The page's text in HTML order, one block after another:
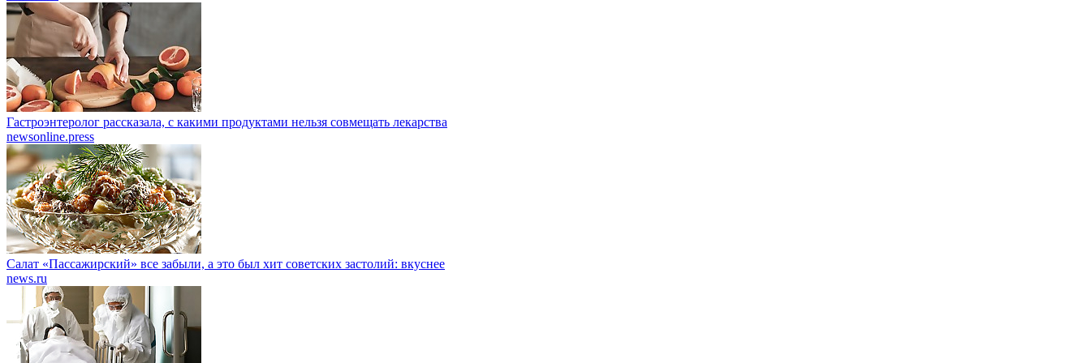
Гастроэнтеролог рассказала, с какими продуктами нельзя совмещать лекарства
newsonline.press
Салат «Пассажирский» все забыли, а это был хит советских застолий: вкуснее
news.ru